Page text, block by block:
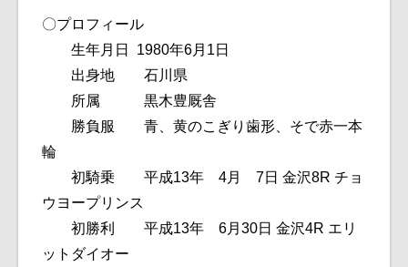
〇プロフィール
生年月日 1980年6月1日
出身地 石川県
所属 黒木豊厩舎
勝負服 青、黄のこぎり歯形、そで赤一本
輪
初騎乗 平成13年 4月 7日 金沢8R チョ
ウヨープリンス
初勝利 平成13年 6月30日 金沢4R エリ
ットダイオー